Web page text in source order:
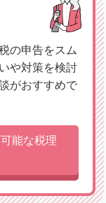
の申告をスム
や対策を検討
がおすすめで
能な税理